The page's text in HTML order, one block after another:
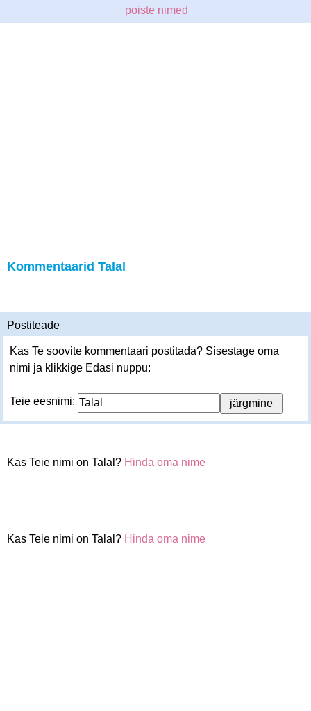
poiste nimed
Kommentaarid Talal
Postiteade
Kas Te soovite kommentaari postitada? Sisestage oma
nimi ja klikkige Edasi nuppu:
Teie eesnimi:
Kas Teie nimi on Talal? Hinda oma nime
Kas Teie nimi on Talal? Hinda oma nime